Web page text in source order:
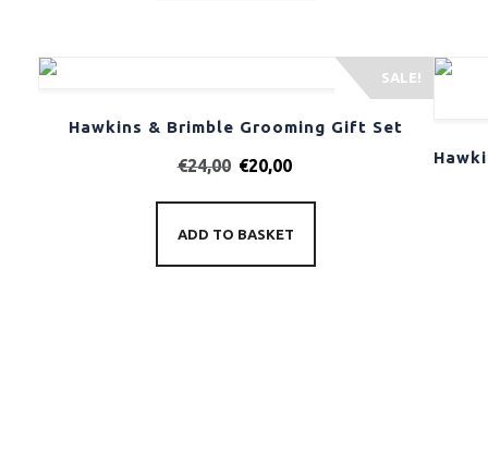
SALE!
Hawkins & Brimble Grooming Gift Set
€24,00 €20,00
ADD TO BASKET